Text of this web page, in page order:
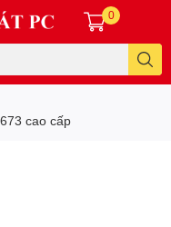
0
cao cấp